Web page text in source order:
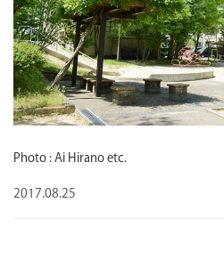
Photo : Ai Hirano etc.
2017.08.25